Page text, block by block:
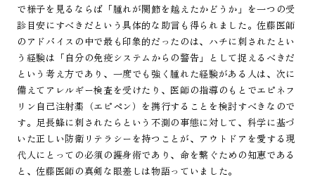
で様子を見るならば「腫れが関節を越えたかどうか」を一つの受
診目安にすべきだという具体的な助言も得られました。佐藤医師
のアドバイスの中で最も印象的だったのは、ハチに刺されたとい
う経験は「自分の免疫システムからの警告」として捉えるべきだ
という考え方であり、一度でも強く腫れた経験がある人は、次に
備えてアレルギー検査を受けたり、医師の指導のもとでエピネフ
リン自己注射薬（エピペン）を携行することを検討すべきなので
す。足長蜂に刺されたらという不測の事態に対して、科学に基づ
いた正しい防衛リテラシーを持つことが、アウトドアを愛する現
代人にとっての必須の護身術であり、命を繋ぐための知恵である
と、佐藤医師の真剣な眼差しは物語っていました。